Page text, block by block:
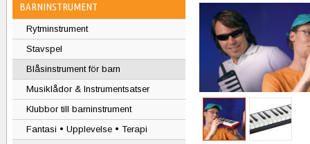
BARNINSTRUMENT
Rytminstrument
Stavspel
Blåsinstrument för barn
Musiklådor & Instrumentsatser
Klubbor till barninstrument
Fantasi • Upplevelse • Terapi